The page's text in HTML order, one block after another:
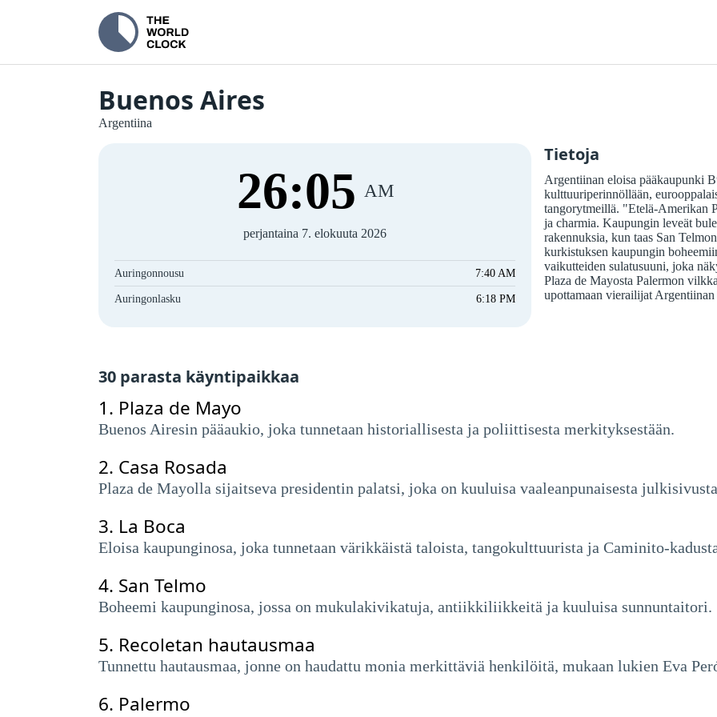
Buenos Aires
Argentiina
26:05 AM
perjantaina 7. elokuuta 2026
Auringonnousu 7:40 AM
Auringonlasku 6:18 PM
Tietoja
Argentiinan eloisa pääkaupunki
kulttuuriperinnöllään,
tangorytmeillä. "Etelä-Amerikan
ja charmia. Kaupungin leveät
rakennuksia, kun taas San
kurkistuksen kaupungin
vaikutteiden sulatusuuni, joka
Plaza de Mayosta Palermon
upottamaan vierailijat Argentiinan
30 parasta käyntipaikkaa
1. Plaza de Mayo
Buenos Airesin pääaukio, joka tunnetaan historiallisesta ja poliittisesta merkityksestään.
2. Casa Rosada
Plaza de Mayolla sijaitseva presidentin palatsi, joka on kuuluisa vaaleanpunaisesta
3. La Boca
Eloisa kaupunginosa, joka tunnetaan värikkäistä taloista, tangokulttuurista ja Caminito-
4. San Telmo
Boheemi kaupunginosa, jossa on mukulakivikatuja, antiikkiliikkeitä ja kuuluisa sunnuntaitori.
5. Recoletan hautausmaa
Tunnettu hautausmaa, jonne on haudattu monia merkittäviä henkilöitä, mukaan lukien Eva
6. Palermo